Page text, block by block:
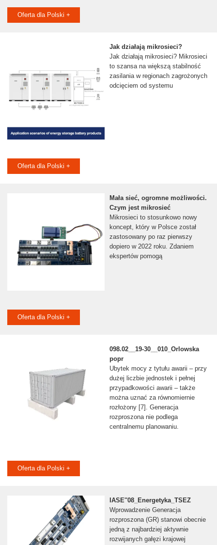
Oferta dla Polski +
Jak działają mikrosieci?
Jak działają mikrosieci? Mikrosieci
to szansa na większą stabilność
zasilania w regionach zagrożonych
odcięciem od systemu
Oferta dla Polski +
Mała sieć, ogromne możliwości.
Czym jest mikrosieć
Mikrosieci to stosunkowo nowy
koncept, który w Polsce został
zastosowany po raz pierwszy
dopiero w 2022 roku. Zdaniem
ekspertów pomogą
Oferta dla Polski +
098.02__19-30__010_Orlowska
popr
Ubytek mocy z tytułu awarii – przy
dużej liczbie jednostek i pełnej
przypadkowości awarii – także
można uznać za równomiernie
rozłożony [7]. Generacja
rozproszona nie podlega
centralnemu planowaniu.
Oferta dla Polski +
IASE''08_Energetyka_TSEZ
Wprowadzenie Generacja
rozproszona (GR) stanowi obecnie
jedną z najbardziej aktywnie
rozwijanych gałęzi krajowej